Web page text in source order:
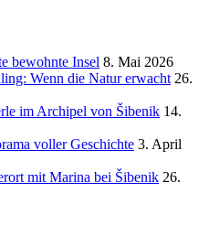
bewohnte Insel 8. Mai 2026
Wenn die Natur erwacht 26.
im Archipel von Šibenik 14.
voller Geschichte 3. April
mit Marina bei Šibenik 26.